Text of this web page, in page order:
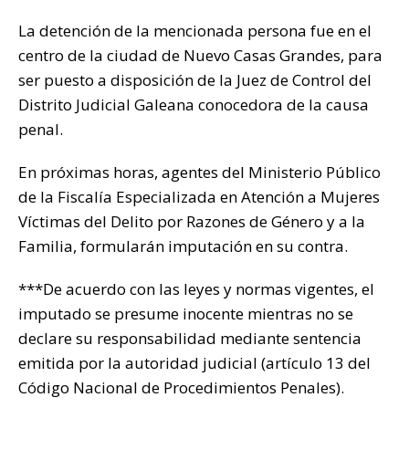
La detención de la mencionada persona fue en el
centro de la ciudad de Nuevo Casas Grandes, para
ser puesto a disposición de la Juez de Control del
Distrito Judicial Galeana conocedora de la causa
penal.
En próximas horas, agentes del Ministerio Público
de la Fiscalía Especializada en Atención a Mujeres
Víctimas del Delito por Razones de Género y a la
Familia, formularán imputación en su contra.
***De acuerdo con las leyes y normas vigentes, el
imputado se presume inocente mientras no se
declare su responsabilidad mediante sentencia
emitida por la autoridad judicial (artículo 13 del
Código Nacional de Procedimientos Penales).